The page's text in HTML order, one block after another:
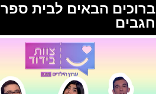
ברוכים הבאים לבית ספר
חגבים